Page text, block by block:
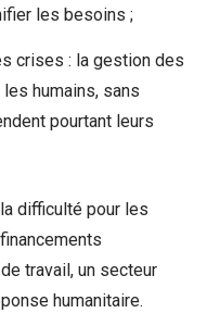
les besoins ;
crises : la gestion des
humains, sans
pourtant leurs
difficulté pour les
travail, un secteur
humanitaire.